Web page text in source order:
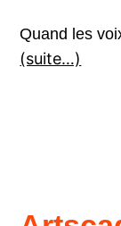
Quand les
(suite…)